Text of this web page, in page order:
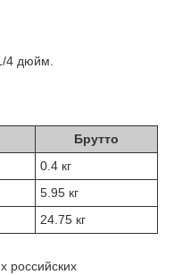
4 дюйм.
Брутто
0.4 кг
5.95 кг
24.75 кг
российских